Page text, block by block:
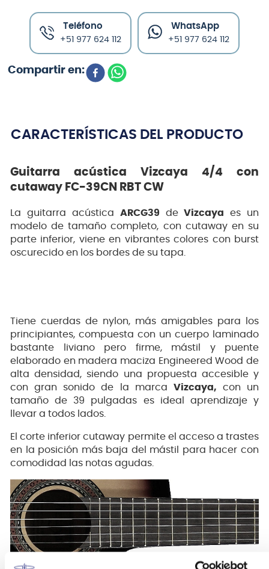
Teléfono
+51 977 624 112
WhatsApp
+51 977 624 112
CARACTERÍSTICAS DEL PRODUCTO
Guitarra acústica Vizcaya 4/4 con
cutaway FC-39CN RBT CW
La guitarra acústicaARCG39 deVizcaya es un
modelo de tamaño completo, con cutaway en su
parte inferior, viene en vibrantes colores con burst
oscurecido en los bordes de su tapa.
Tiene cuerdas de nylon, más amigables para los
principiantes, compuesta con un cuerpo laminado
bastante liviano pero firme, mástil y puente
elaborado en madera maciza Engineered Wood de
alta densidad, siendo una propuesta accesible y
con gran sonido de la marca Vizcaya, con un
tamaño de 39 pulgadas es ideal aprendizaje y
llevar a todos lados.
El corte inferior cutaway permite el acceso a trastes
en la posición más baja del mástil para hacer con
comodidad las notas agudas.